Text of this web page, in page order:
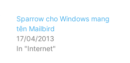
Sparrow cho Windows mang
tên Mailbird
17/04/2013
In "Internet"